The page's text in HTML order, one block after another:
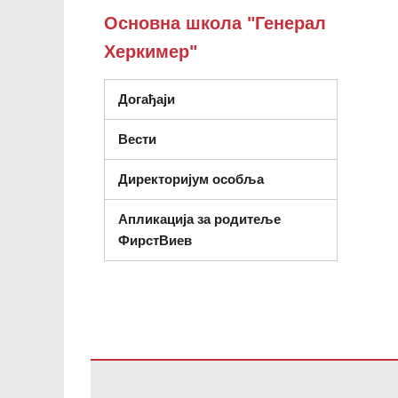
Основна школа "Генерал
Херкимер"
Догађаји
Вести
Директоријум особља
Апликација за родитеље
ФирстВиев